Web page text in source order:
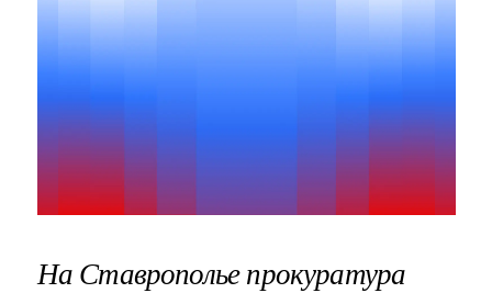
На Ставрополье прокуратура